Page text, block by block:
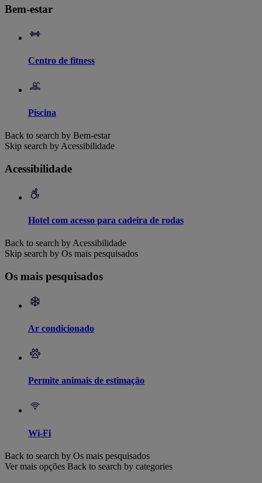
Bem-estar
Centro de fitness
Piscina
Back to search by Bem-estar
Skip search by Acessibilidade
Acessibilidade
Hotel com acesso para cadeira de rodas
Back to search by Acessibilidade
Skip search by Os mais pesquisados
Os mais pesquisados
Ar condicionado
Permite animais de estimação
Wi-Fi
Back to search by Os mais pesquisados
Ver mais opções Back to search by categories